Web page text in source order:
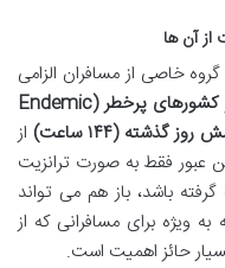
آن ها
گروه خاصی از مسافران الزامی
کشورهای پرخطر (Endemic
روز گذشته (۱۴۴ ساعت)
از
عبور فقط به صورت ترانزیت
باشد، باز هم می تواند
ویژه برای مسافرانی که از
حائز اهمیت است.